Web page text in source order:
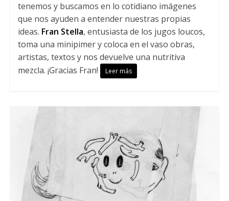
tenemos y buscamos en lo cotidiano imágenes
que nos ayuden a entender nuestras propias
ideas. Fran Stella, entusiasta de los jugos loucos,
toma una minipimer y coloca en el vaso obras,
artistas, textos y nos devuelve una nutritiva
mezcla. ¡Gracias Fran!
Leer más